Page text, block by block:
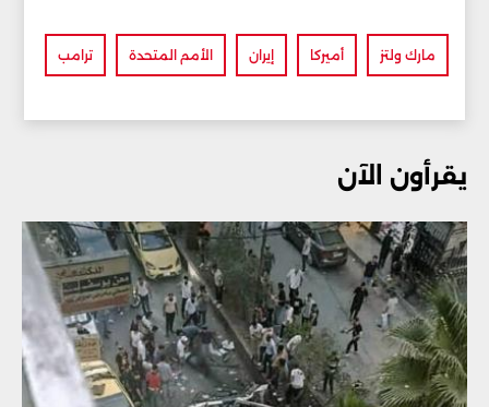
مارك ولتز أميركا إيران الأمم المتحدة ترامب
يقرأون الآن